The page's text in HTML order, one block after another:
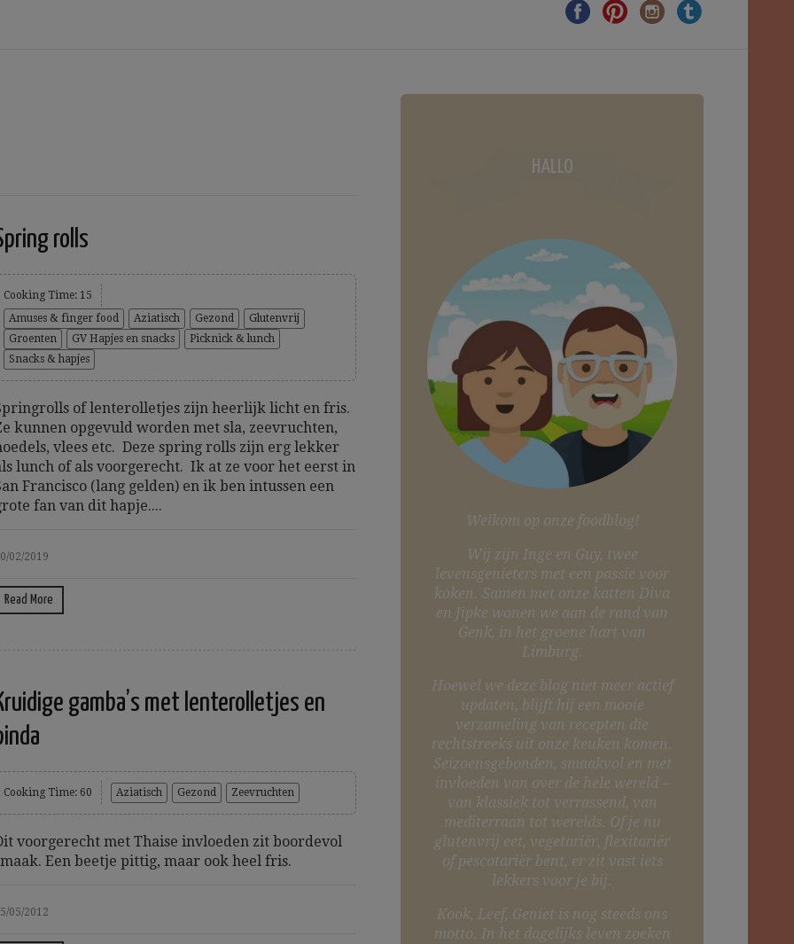
rolls
Cooking Time: 15
Amuses & finger food
Aziatisch Gezond
Glutenvrij
Groenten
GV Hapjes en snacks
Picknick & lunch
Snacks & hapjes
of lenterolletjes zijn heerlijk licht en fris.
kunnen opgevuld worden met sla, zeevruchten,
vlees etc. Deze spring rolls zijn erg lekker
lunch of als voorgerecht. Ik at ze voor het eerst in
Francisco (lang gelden) en ik ben intussen een
fan van dit hapje....
02/2019
Read More
gamba’s met lenterolletjes en
Cooking Time: 60 Aziatisch Gezond Zeevruchten
voorgerecht met Thaise invloeden zit boordevol
Een beetje pittig, maar ook heel fris.
05/2012
HALLO
Welkom op onze foodblog!
Wij zijn Inge en Guy, twee
levensgenieters met een passie voor
koken. Samen met onze katten Diva
en Jipke wonen we aan de rand van
Genk, in het groene hart van
Limburg.
Hoewel we deze blog niet meer actief
updaten, blijft hij een mooie
verzameling van recepten die
rechtstreeks uit onze keuken komen.
Seizoensgebonden, smaakvol en met
invloeden van over de hele wereld –
van klassiek tot verrassend, van
mediterraan tot werelds. Of je nu
glutenvrij eet, vegetariër, flexitariër
of pescotariër bent, er zit vast iets
lekkers voor je bij.
Kook, Leef, Geniet is nog steeds ons
motto. In het dagelijks leven zoeken